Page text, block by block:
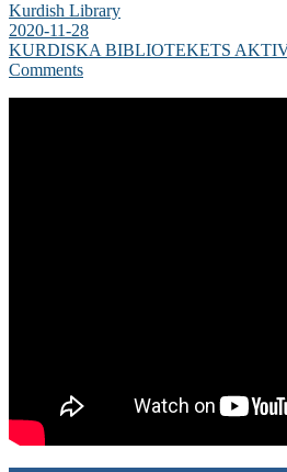
Kurdish Library
2020-11-28
KURDISKA BIBLIOTEKETS
Comments